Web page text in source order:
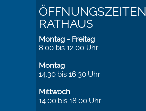
ÖFFNUNGSZEITEN
RATHAUS
Montag - Freitag
8.00 bis 12.00 Uhr
Montag
14.30 bis 16.30 Uhr
Mittwoch
14.00 bis 18.00 Uhr